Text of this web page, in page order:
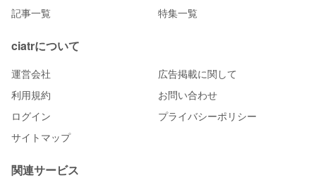
記事一覧 特集一覧
ciatrについて
運営会社
広告掲載に関して
利用規約
お問い合わせ
ログイン
プライバシーポリシー
サイトマップ
関連サービス